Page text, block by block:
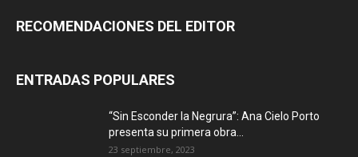
RECOMENDACIONES DEL EDITOR
ENTRADAS POPULARES
“Sin Esconder la Negrura”: Ana Cielo Porto
presenta su primera obra...
23 septiembre, 2023